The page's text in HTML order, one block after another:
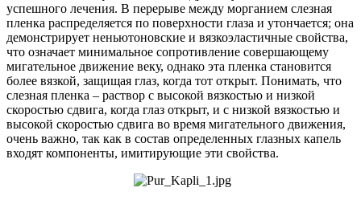
успешного лечения. В перерыве между морганием слезная
пленка распределяется по поверхности глаза и утончается; она
демонстрирует неньютоновские и вязко­эластичные свойства,
что означает минимальное сопротивление совершающему
мигательное движение веку, однако эта пленка становится
более вязкой, защищая глаз, когда тот открыт. Понимать, что
слезная пленка – раствор с высокой вязкостью и низкой
скоростью сдвига, когда глаз открыт, и с низкой вязкостью и
высокой скоростью сдвига во время мигательного движения,
очень важно, так как в состав определенных глазных капель
входят компоненты, имитирующие эти свойства.